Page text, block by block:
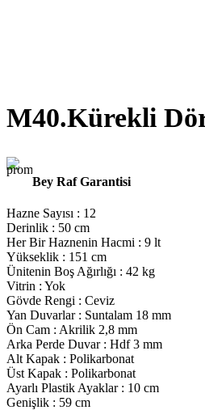
BARKOD
MERDİVENLER
M40.Kürekli
Bey Raf Garantisi
Hazne Sayısı : 12
Derinlik : 50 cm
Her Bir Haznenin Hacmi : 9 lt
Yükseklik : 151 cm
Ünitenin Boş Ağırlığı : 42 kg
Vitrin : Yok
Gövde Rengi : Ceviz
Yan Duvarlar : Suntalam 18 mm
Ön Cam : Akrilik 2,8 mm
Arka Perde Duvar : Hdf 3 mm
Alt Kapak : Polikarbonat
Üst Kapak : Polikarbonat
Ayarlı Plastik Ayaklar : 10 cm
Genişlik : 59 cm